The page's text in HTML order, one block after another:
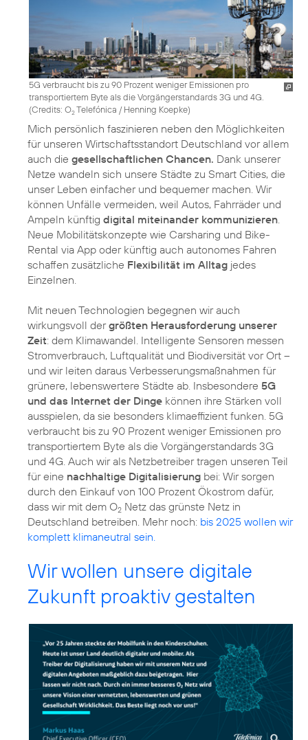
5G verbraucht bis zu 90 Prozent weniger Emissionen pro
transportiertem Byte als die Vorgängerstandards 3G und 4G.
(Credits: O2Telefónica / Henning Koepke)
Mich persönlich faszinieren neben den Möglichkeiten
für unseren Wirtschaftsstandort Deutschland vor allem
auch die gesellschaftlichen Chancen. Dank unserer
Netze wandeln sich unsere Städte zu Smart Cities, die
unser Leben einfacher und bequemer machen. Wir
können Unfälle vermeiden, weil Autos, Fahrräder und
Ampeln künftig digital miteinander kommunizieren
Neue Mobilitätskonzepte wie Carsharing und Bike-
Rental via App oder künftig auch autonomes Fahren
schaffen zusätzliche Flexibilität im Alltag jedes
Einzelnen.
Mit neuen Technologien begegnen wir auch
wirkungsvoll dergrößten Herausforderung unserer
Zeit: dem Klimawandel. Intelligente Sensoren messen
Stromverbrauch, Luftqualität und Biodiversität vor Ort –
und wir leiten daraus Verbesserungsmaßnahmen für
grünere, lebenswertere Städte ab. Insbesondere 5G
und das Internet der Dinge können ihre Stärken voll
ausspielen, da sie besonders klimaeffizient funken. 5G
verbraucht bis zu 90 Prozent weniger Emissionen pro
transportiertem Byte als die Vorgängerstandards 3G
und 4G. Auch wir als Netzbetreiber tragen unseren Teil
für eine nachhaltige Digitalisierung bei: Wir sorgen
durch den Einkauf von 100 Prozent Ökostrom dafür,
dass wir mit dem O2 Netz das grünste Netz in
Deutschland betreiben. Mehr noch: bis 2025 wollen wir
komplett klimaneutral sein.
Wir wollen unsere digitale
Zukunft proaktiv gestalten